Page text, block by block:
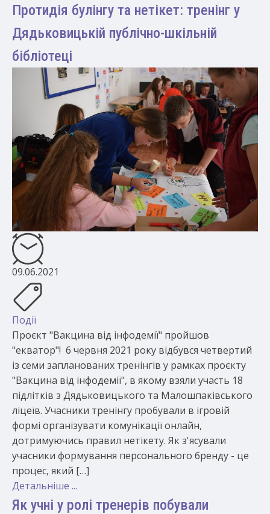
Протидія булінгу та нетікет: тренінг у
Дядьковицькій публічно-шкільній
бібліотеці
09.06.2021
Події
Проєкт "Вакцина від інфодемії" пройшов
"екватор"! 6 червня 2021 року відбувся четвертий
із семи запланованих тренінгів у рамках проєкту
"Вакцина від інфодемії", в якому взяли участь 18
підлітків з Дядьковицького та Малошпаківського
ліцеїв. Учасники тренінгу пробували в ігровій
формі організувати комунікації онлайн,
дотримуючись правил нетікету. Як з'ясували
учасники формування персонального бренду - це
процес, який […]
Детальніше ...
Як учні у ролі тренерів побували